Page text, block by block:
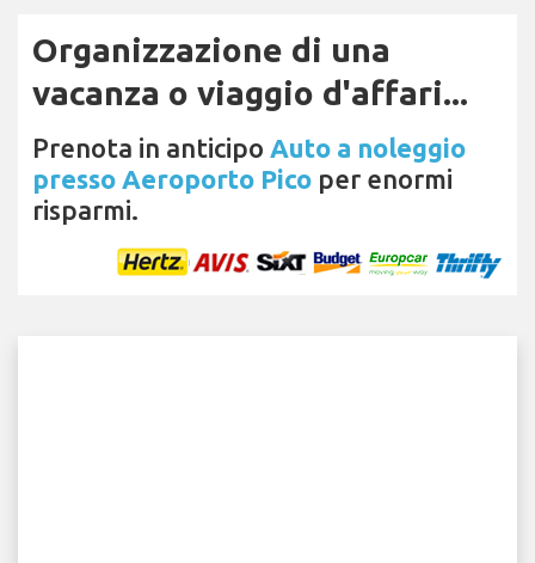
Organizzazione di una
vacanza o viaggio d'affari...
Prenota in anticipo Auto a noleggio
presso Aeroporto Pico per enormi
risparmi.